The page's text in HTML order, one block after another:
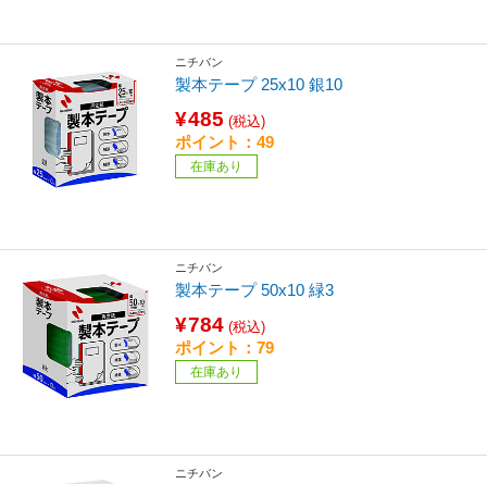
ニチバン
製本テープ 25x10 銀10
¥485 (税込)
ポイント：49
在庫あり
ニチバン
製本テープ 50x10 緑3
¥784 (税込)
ポイント：79
在庫あり
ニチバン